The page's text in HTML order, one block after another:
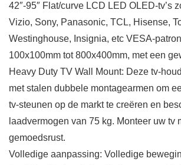
42″-95″ Flat/curve LCD LED OLED-tv’s
Vizio, Sony, Panasonic, TCL, Hisense,
Westinghouse, Insignia, etc VESA-
100x100mm tot 800x400mm, met een
Heavy Duty TV Wall Mount: Deze tv-
met stalen dubbele montagearmen om
tv-steunen op de markt te creëren en
laadvermogen van 75 kg. Monteer uw tv
gemoedsrust.
Volledige aanpassing: Volledige